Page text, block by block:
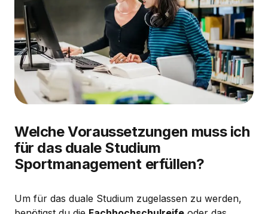
Welche Voraussetzungen muss ich
für das duale Studium
Sportmanagement erfüllen?
Um für das duale Studium zugelassen zu werden,